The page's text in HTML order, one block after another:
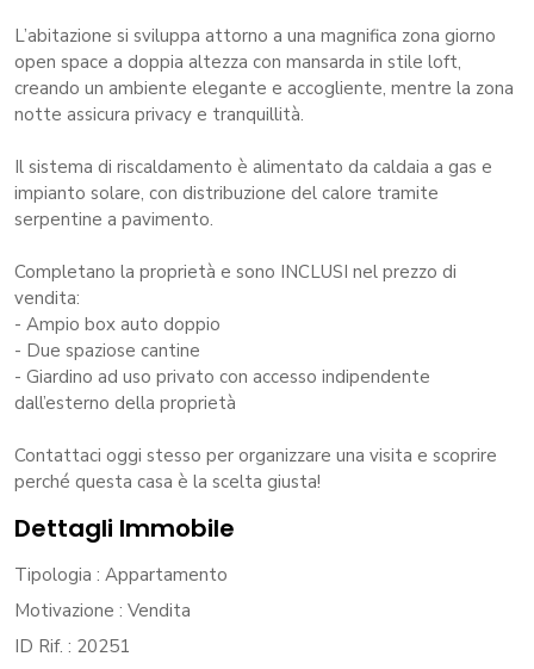
L’abitazione si sviluppa attorno a una magnifica zona giorno
open space a doppia altezza con mansarda in stile loft,
creando un ambiente elegante e accogliente, mentre la zona
notte assicura privacy e tranquillità.
Il sistema di riscaldamento è alimentato da caldaia a gas e
impianto solare, con distribuzione del calore tramite
serpentine a pavimento.
Completano la proprietà e sono INCLUSI nel prezzo di
vendita:
- Ampio box auto doppio
- Due spaziose cantine
- Giardino ad uso privato con accesso indipendente
dall’esterno della proprietà
Contattaci oggi stesso per organizzare una visita e scoprire
perché questa casa è la scelta giusta!
Dettagli Immobile
Tipologia : Appartamento
Motivazione : Vendita
ID Rif. : 20251